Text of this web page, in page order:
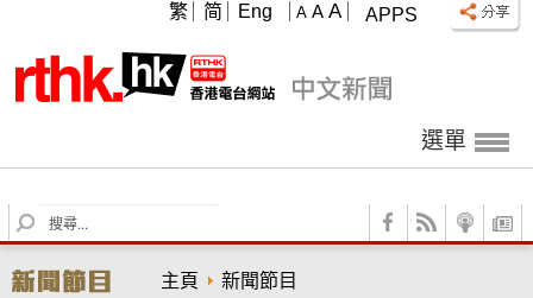
APPS
A A A
繁 简 Eng
選單
S
e
r
主頁 新聞節目